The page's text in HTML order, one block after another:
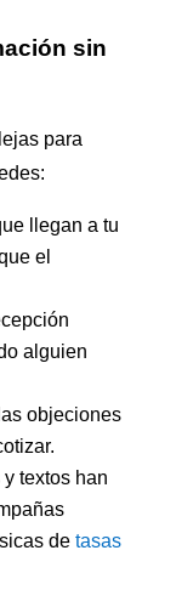
sin
para
llegan a tu
el
alguien
objeciones
textos han
de tasas